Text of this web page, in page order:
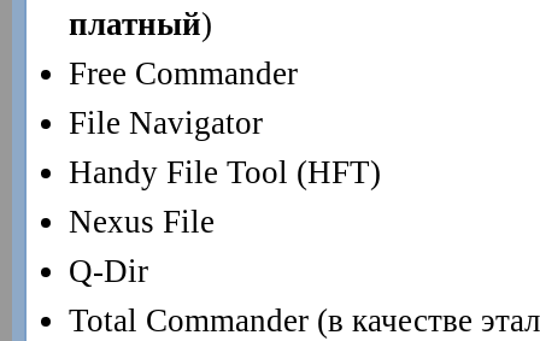
платный)
Free Commander
File Navigator
Handy File Tool (HFT)
Nexus File
Q-Dir
Total Commander (в качестве